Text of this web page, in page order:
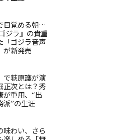
目覚める朝…
ジラ』の貴重
「ゴジラ音声
が新発売
で萩原護が演
正次とは？秀
が重用、“出
派”の生涯
味わい、さら